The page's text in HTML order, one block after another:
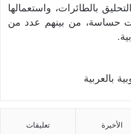
بالطائرات، واستعمالها
حساسة، من بينهم عدد من
بالعربية
الأخيرة تعليقات